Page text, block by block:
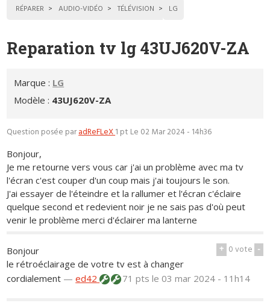
RÉPARER AUDIO-VIDÉO TÉLÉVISION LG
Reparation tv lg 43UJ620V-ZA
Marque : LG
Modèle : 43UJ620V-ZA
Question posée paradReFLeX1 pt Le 02 Mar 2024 - 14h36
Bonjour,
Je me retourne vers vous car j'ai un problème avec ma tv
l'écran c'est couper d'un coup mais j'ai toujours le son.
J'ai essayer de l'éteindre et la rallumer et l'écran c'éclaire
quelque second et redevient noir je ne sais pas d'où peut
venir le problème merci d'éclairer ma lanterne
+ 0vote -
Bonjour
le rétroéclairage de votre tv est à changer
cordialement —ed42 71 ptsle 03 mar 2024 - 11h14